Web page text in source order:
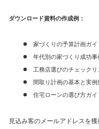
ダウンロード資料の作成例：
家づくりの予算計画ガイ
年代別の家づくり成功事
工務店選びのチェックリ
間取り計画の基本と実例
住宅ローンの選び方ガイ
見込み客のメールアドレスを